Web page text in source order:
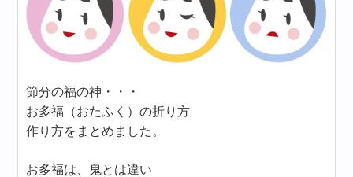
節分の福の神・・・
お多福（おたふく）の折り方
作り方をまとめました。
お多福は、鬼とは違い